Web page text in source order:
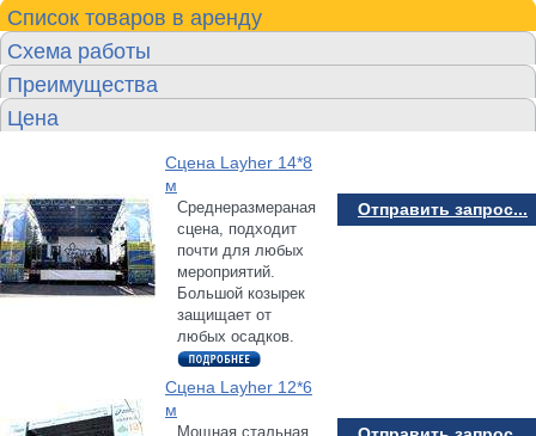
Список товаров в аренду
Схема работы
Преимущества
Цена
Сцена Layher 14*8
м
Среднеразмераная
сцена, подходит
почти для любых
мероприятий.
Большой козырек
защищает от
любых осадков.
Отправить запрос...
Сцена Layher 12*6
м
Мощная стальная